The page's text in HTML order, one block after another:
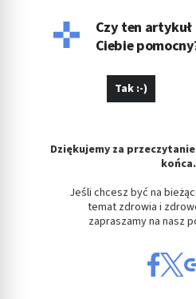
Czy ten artykuł
Ciebie
Tak :-)
Dziękujemy za
końca.
Jeśli chcesz być na
temat zdrowia i
zapraszamy na nasz